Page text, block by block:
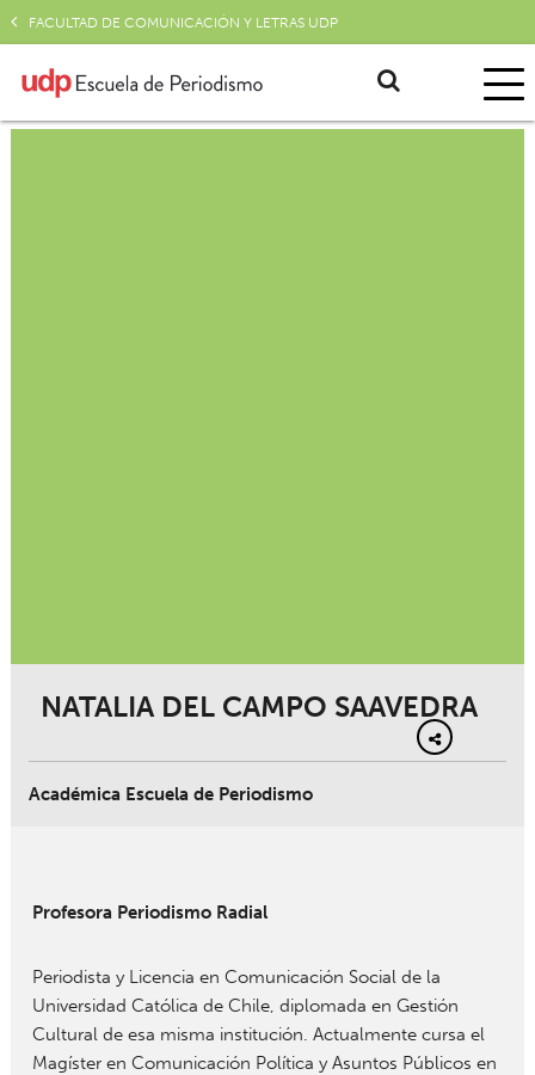
FACULTAD DE COMUNICACIÓN Y LETRAS UDP
NATALIA DEL CAMPO SAAVEDRA
Académica Escuela de Periodismo
Profesora Periodismo Radial
Periodista y Licencia en Comunicación Social de la
Universidad Católica de Chile, diplomada en Gestión
Cultural de esa misma institución. Actualmente cursa el
Magíster en Comunicación Política y Asuntos Públicos en